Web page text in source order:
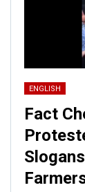
ENGLISH
Fact